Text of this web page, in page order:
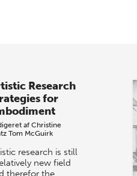
Research
for
af Christine
Tom McGuirk
research is still
new field
therefor the